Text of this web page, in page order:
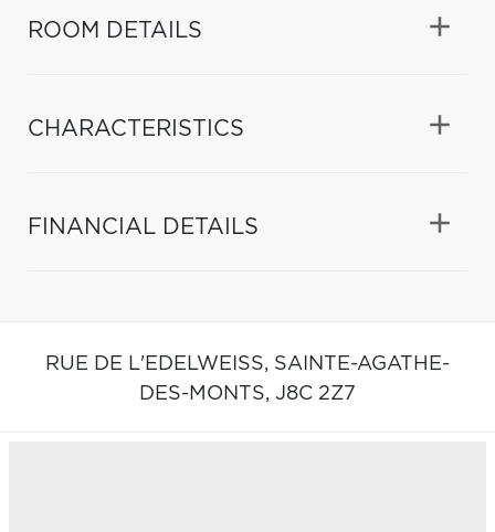
ROOM DETAILS
CHARACTERISTICS
FINANCIAL DETAILS
RUE DE L'EDELWEISS, SAINTE-AGATHE-
DES-MONTS, J8C 2Z7